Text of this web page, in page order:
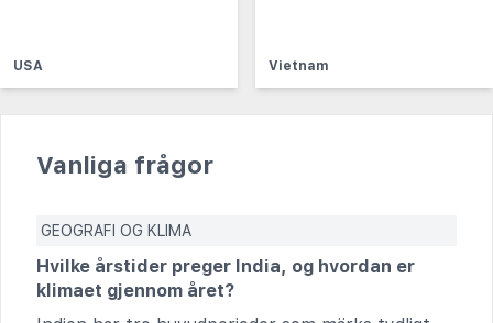
USA Vietnam
Vanliga frågor
GEOGRAFI OG KLIMA
Hvilke årstider preger India, og hvordan er
klimaet gjennom året?